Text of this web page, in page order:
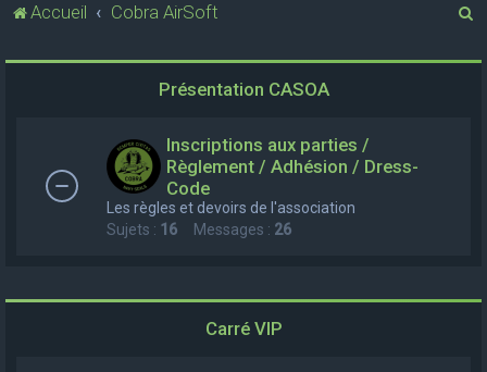
Accueil Cobra AirSoft
Présentation CASOA
Inscriptions aux parties /
Règlement / Adhésion / Dress-
Code
Les règles et devoirs de l'association
Sujets : 16 Messages : 26
Carré VIP